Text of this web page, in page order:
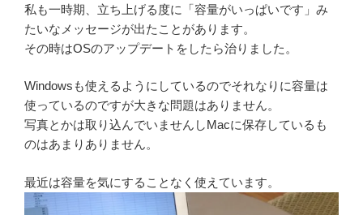
私も一時期、立ち上げる度に「容量がいっぱいです」み
たいなメッセージが出たことがあります。
その時はOSのアップデートをしたら治りました。
Windowsも使えるようにしているのでそれなりに容量は
使っているのですが大きな問題はありません。
写真とかは取り込んでいませんしMacに保存しているも
のはあまりありません。
最近は容量を気にすることなく使えています。